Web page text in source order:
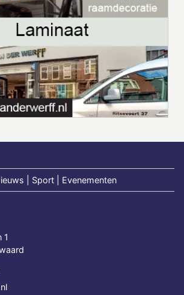
| Sport | Evenementen
1